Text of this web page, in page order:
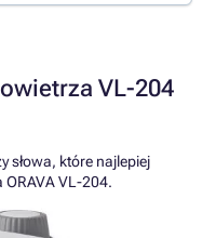
VL-204
słowa, które najlepiej
VL-204.